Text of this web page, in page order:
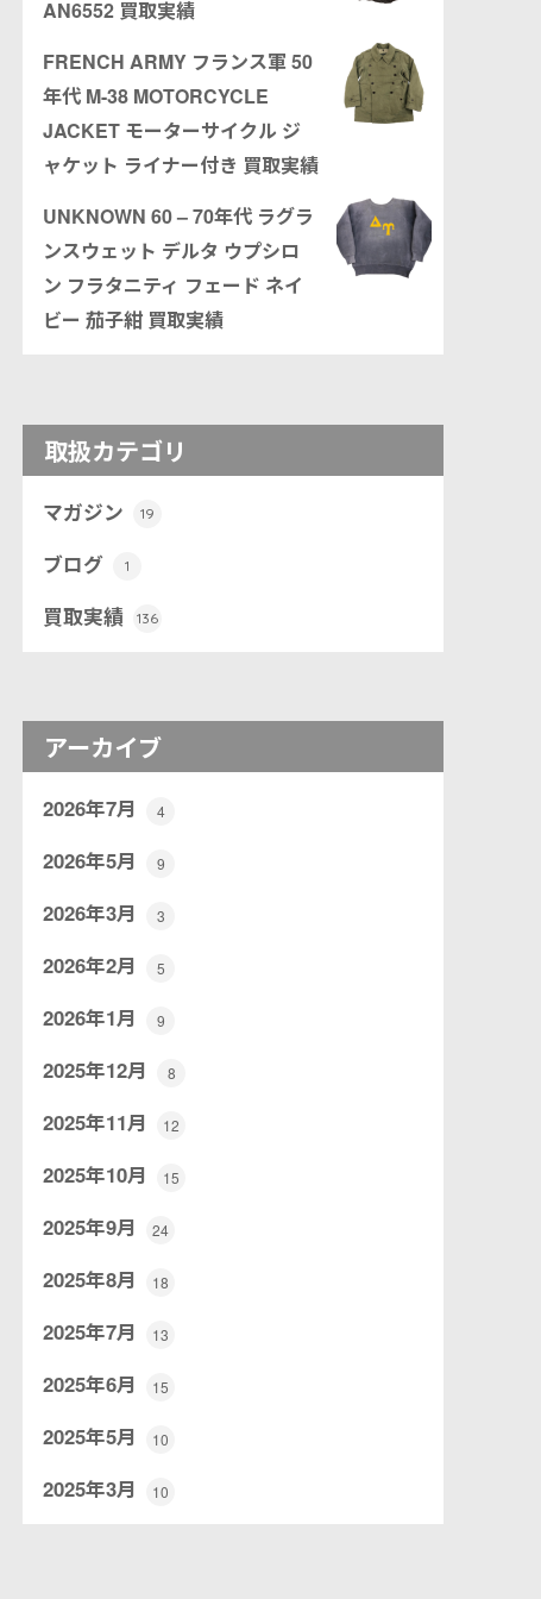
AN6552 買取実績
FRENCH ARMY フランス軍 50
年代 M-38 MOTORCYCLE
JACKET モーターサイクル ジ
ャケット ライナー付き 買取実績
UNKNOWN 60 – 70年代 ラグラ
ンスウェット デルタ ウプシロ
ン フラタニティ フェード ネイ
ビー 茄子紺 買取実績
取扱カテゴリ
マガジン 19
ブログ 1
買取実績 136
アーカイブ
2026年7月 4
2026年5月 9
2026年3月 3
2026年2月 5
2026年1月 9
2025年12月 8
2025年11月 12
2025年10月 15
2025年9月 24
2025年8月 18
2025年7月 13
2025年6月 15
2025年5月 10
2025年3月 10